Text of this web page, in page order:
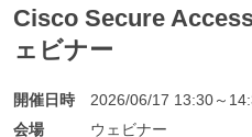
Cisco Secure
ェビナー
開催日時
2026/06/17 13:30～
会場
ウェビナー